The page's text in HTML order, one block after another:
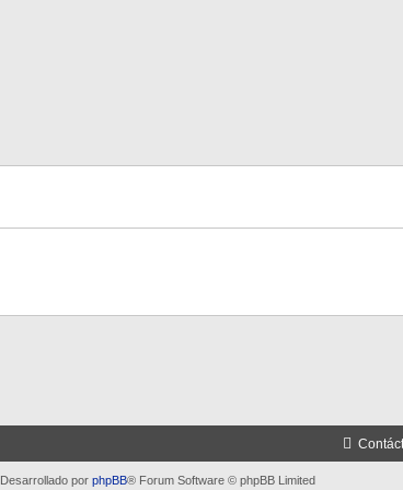
Desarrollado por phpBB® Forum Software © phpBB Limited